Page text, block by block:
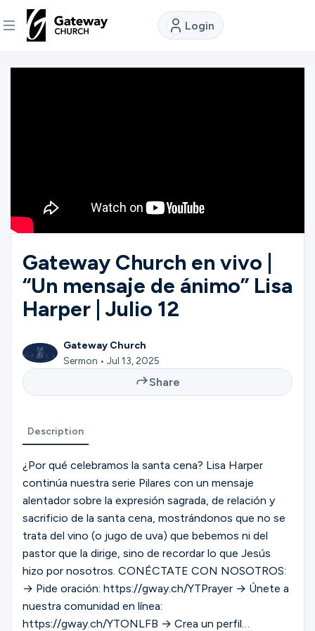
Login
DISCOVER
Connect
Ministries
Groups
Give
Search
English
Gateway Church en vivo |
“Un mensaje de ánimo” Lisa
Harper | Julio 12
Gateway Church
Sermon • Jul 13, 2025
Share
Description
¿Por qué celebramos la santa cena? Lisa Harper
continúa nuestra serie Pilares con un mensaje
alentador sobre la expresión sagrada, de relación y
sacrificio de la santa cena, mostrándonos que no se
trata del vino (o jugo de uva) que bebemos ni del
pastor que la dirige, sino de recordar lo que Jesús
hizo por nosotros. CONÉCTATE CON NOSOTROS:
→ Pide oración: https://gway.ch/YTPrayer → Únete a
nuestra comunidad en línea:
https://gway.ch/YTONLFB → Crea un perfil